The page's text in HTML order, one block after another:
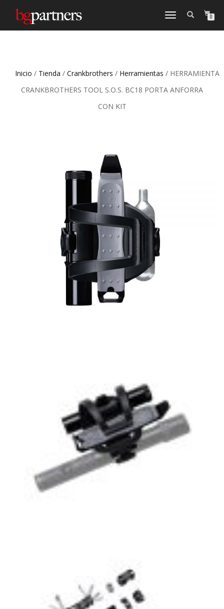
CAMBIAR
0
Inicio / Tienda / Crankbrothers / Herramientas / HERRAMIENTA
CRANKBROTHERS TOOL S.O.S. BC18 PORTA ANFORRA
CON KIT